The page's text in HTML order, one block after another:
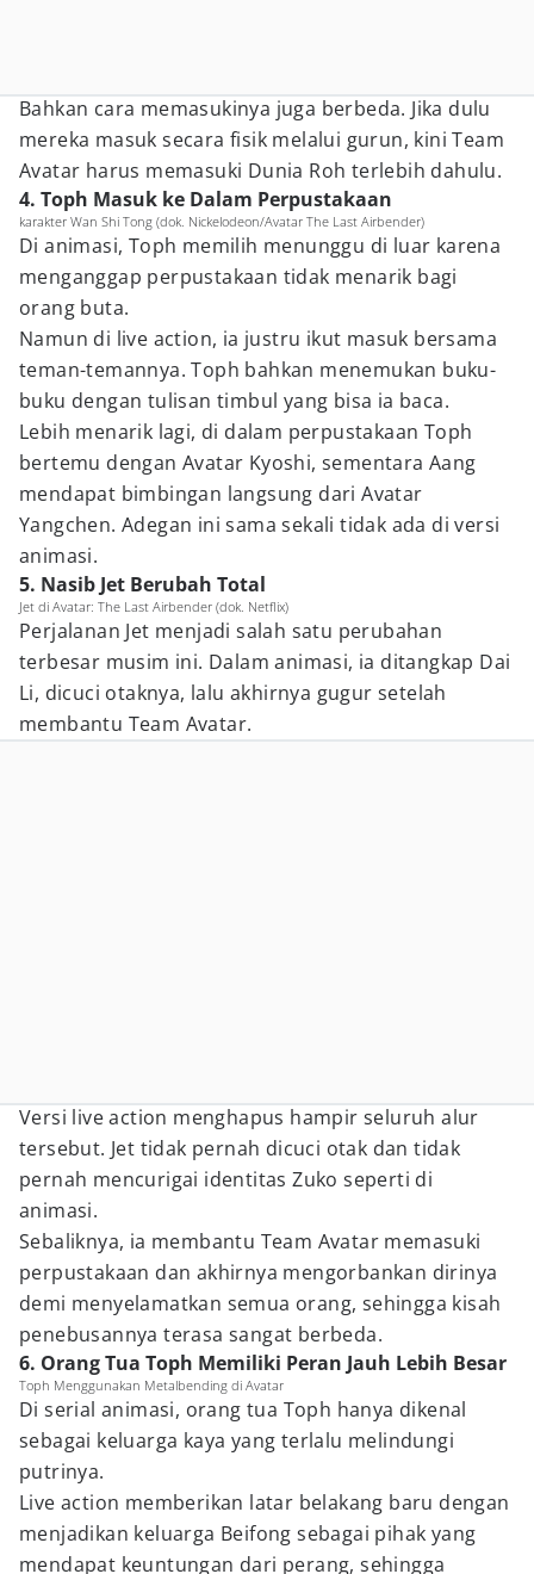
Bahkan cara memasukinya juga berbeda. Jika dulu
mereka masuk secara fisik melalui gurun, kini Team
Avatar harus memasuki Dunia Roh terlebih dahulu.
4. Toph Masuk ke Dalam Perpustakaan
karakter Wan Shi Tong (dok. Nickelodeon/Avatar The Last Airbender)
Di animasi, Toph memilih menunggu di luar karena
menganggap perpustakaan tidak menarik bagi
orang buta.
Namun di live action, ia justru ikut masuk bersama
teman-temannya. Toph bahkan menemukan buku-
buku dengan tulisan timbul yang bisa ia baca.
Lebih menarik lagi, di dalam perpustakaan Toph
bertemu dengan Avatar Kyoshi, sementara Aang
mendapat bimbingan langsung dari Avatar
Yangchen. Adegan ini sama sekali tidak ada di versi
animasi.
5. Nasib Jet Berubah Total
Jet di Avatar: The Last Airbender (dok. Netflix)
Perjalanan Jet menjadi salah satu perubahan
terbesar musim ini. Dalam animasi, ia ditangkap Dai
Li, dicuci otaknya, lalu akhirnya gugur setelah
membantu Team Avatar.
Versi live action menghapus hampir seluruh alur
tersebut. Jet tidak pernah dicuci otak dan tidak
pernah mencurigai identitas Zuko seperti di
animasi.
Sebaliknya, ia membantu Team Avatar memasuki
perpustakaan dan akhirnya mengorbankan dirinya
demi menyelamatkan semua orang, sehingga kisah
penebusannya terasa sangat berbeda.
6. Orang Tua Toph Memiliki Peran Jauh Lebih Besar
Toph Menggunakan Metalbending di Avatar
Di serial animasi, orang tua Toph hanya dikenal
sebagai keluarga kaya yang terlalu melindungi
putrinya.
Live action memberikan latar belakang baru dengan
menjadikan keluarga Beifong sebagai pihak yang
mendapat keuntungan dari perang, sehingga